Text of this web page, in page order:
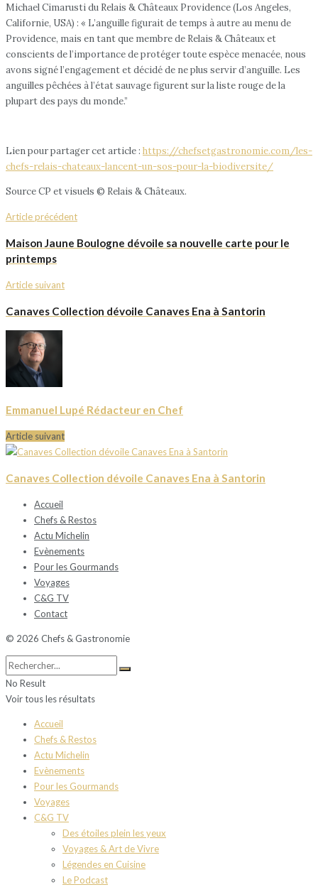
Michael Cimarusti du Relais & Châteaux Providence (Los Angeles,
Californie, USA) : « L’anguille figurait de temps à autre au menu de
Providence, mais en tant que membre de Relais & Châteaux et
conscients de l’importance de protéger toute espèce menacée, nous
avons signé l’engagement et décidé de ne plus servir d’anguille. Les
anguilles pêchées à l’état sauvage figurent sur la liste rouge de la
plupart des pays du monde.”
Lien pour partager cet article : https://chefsetgastronomie.com/les-
chefs-relais-chateaux-lancent-un-sos-pour-la-biodiversite/
Source CP et visuels © Relais & Châteaux.
Article précédent
Maison Jaune Boulogne dévoile sa nouvelle carte pour le
printemps
Article suivant
Canaves Collection dévoile Canaves Ena à Santorin
Emmanuel Lupé Rédacteur en Chef
Article suivant
Canaves Collection dévoile Canaves Ena à Santorin
Accueil
Chefs & Restos
Actu Michelin
Evènements
Pour les Gourmands
Voyages
C&G TV
Contact
© 2026 Chefs & Gastronomie
No Result
Voir tous les résultats
Accueil
Chefs & Restos
Actu Michelin
Evènements
Pour les Gourmands
Voyages
C&G TV
Des étoiles plein les yeux
Voyages & Art de Vivre
Légendes en Cuisine
Le Podcast